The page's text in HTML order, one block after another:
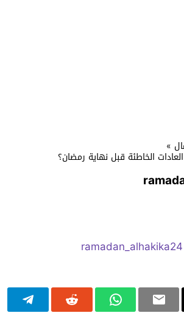
»
الخاطئة قبل نهاية رمضان؟